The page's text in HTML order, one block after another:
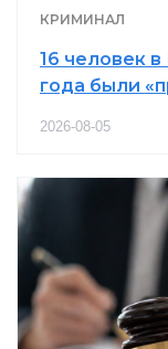
КРИМИНАЛ
16 человек
года были
2026-08-05